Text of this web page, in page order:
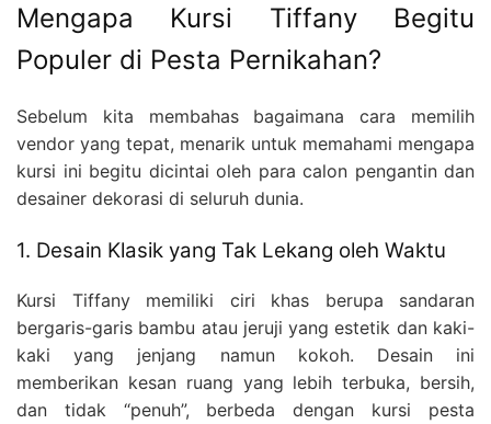
Mengapa Kursi Tiffany Begitu
Populer di Pesta Pernikahan?
Sebelum kita membahas bagaimana cara memilih
vendor yang tepat, menarik untuk memahami mengapa
kursi ini begitu dicintai oleh para calon pengantin dan
desainer dekorasi di seluruh dunia.
1. Desain Klasik yang Tak Lekang oleh Waktu
Kursi Tiffany memiliki ciri khas berupa sandaran
bergaris-garis bambu atau jeruji yang estetik dan kaki-
kaki yang jenjang namun kokoh. Desain ini
memberikan kesan ruang yang lebih terbuka, bersih,
dan tidak “penuh”, berbeda dengan kursi pesta